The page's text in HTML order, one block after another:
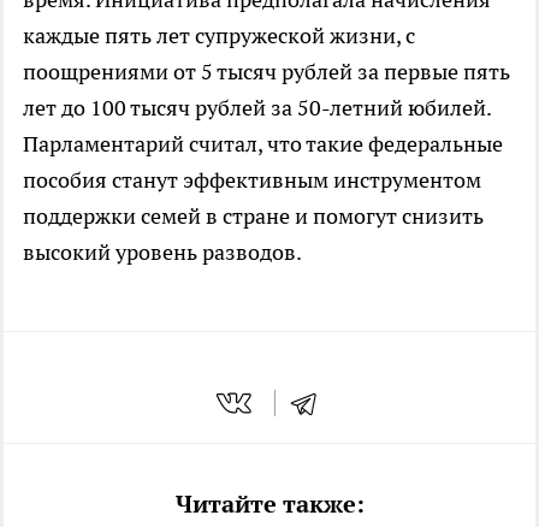
каждые пять лет супружеской жизни, с
поощрениями от 5 тысяч рублей за первые пять
лет до 100 тысяч рублей за 50-летний юбилей.
Парламентарий считал, что такие федеральные
пособия станут эффективным инструментом
поддержки семей в стране и помогут снизить
высокий уровень разводов.
Читайте также: